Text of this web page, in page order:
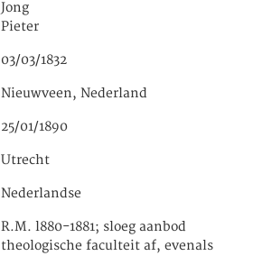
Jong
Pieter
03/03/1832
Nieuwveen, Nederland
25/01/1890
Utrecht
Nederlandse
R.M. l880-1881; sloeg aanbod
theologische faculteit af, evenals